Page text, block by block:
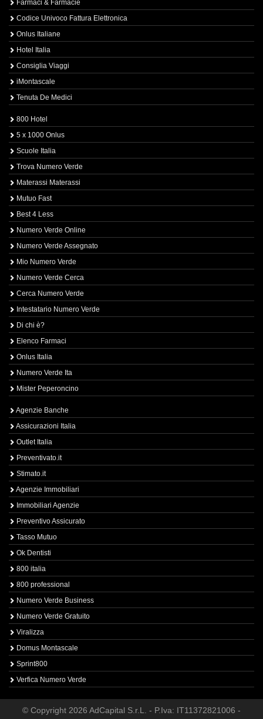
Farmaci & Farmacie
Codice Univoco Fattura Elettronica
Onlus Italiane
Hotel Italia
Consiglia Viaggi
iMontascale
Tenuta De Medici
800 Hotel
5 x 1000 Onlus
Scuole Italia
Trova Numero Verde
Materassi Materassi
Mutuo Fast
Best 4 Less
Numero Verde Online
Numero Verde Assegnato
Mio Numero Verde
Numero Verde Cerca
Cerca Numero Verde
Intestatario Numero Verde
Di chi è?
Elenco Farmaci
Onlus Italia
Numero Verde Ita
Mister Peperoncino
Agenzie Banche
Assicurazioni Italia
Outlet Italia
Preventivato.it
Stimato.it
Agenzie Immobiliari
Immobiliari Agenzie
Preventivo Assicurato
Tasso Mutuo
Ok Dentisti
800 italia
800 professional
Numero Verde Business
Numero Verde Gratuito
Viralizza
Domus Montascale
Sprint800
Verfica Numero Verde
© Copyright 2026 AdCapital S.r.L. - P.Iva: IT11372821006 -